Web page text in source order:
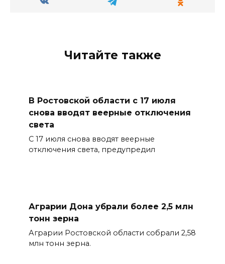
Читайте также
В Ростовской области с 17 июля
снова вводят веерные отключения
света
С 17 июля снова вводят веерные
отключения света, предупредил
Аграрии Дона убрали более 2,5 млн
тонн зерна
Аграрии Ростовской области собрали 2,58
млн тонн зерна.